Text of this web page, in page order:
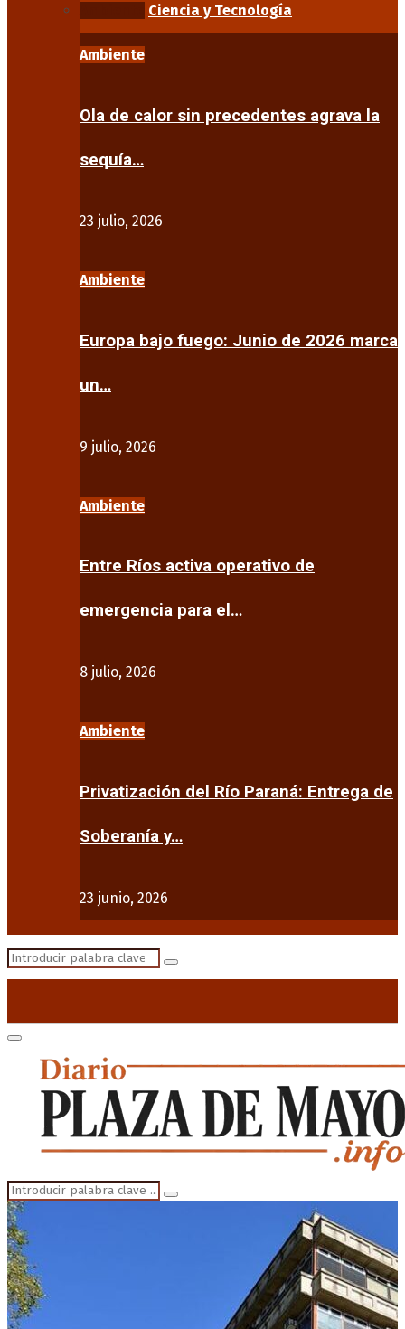
Ciencia y Tecnología
Ambiente
Ola de calor sin precedentes agrava la
sequía…
23 julio, 2026
Ambiente
Europa bajo fuego: Junio de 2026 marca
un…
9 julio, 2026
Ambiente
Entre Ríos activa operativo de
emergencia para el…
8 julio, 2026
Ambiente
Privatización del Río Paraná: Entrega de
Soberanía y…
23 junio, 2026
Search
Search
Primary
Menu
Search
for:
Search